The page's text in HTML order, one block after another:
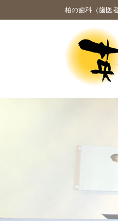
柏の歯科（歯医